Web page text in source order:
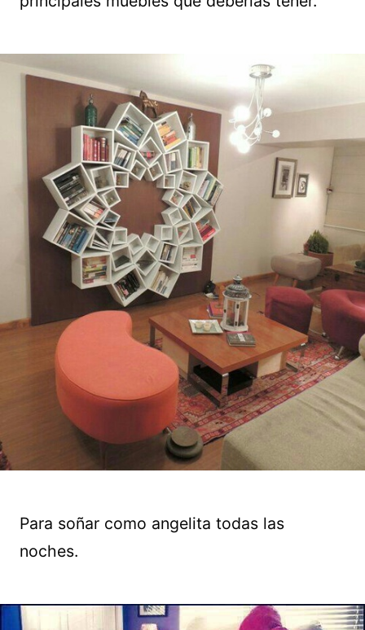
Para soñar como angelita todas las
noches.